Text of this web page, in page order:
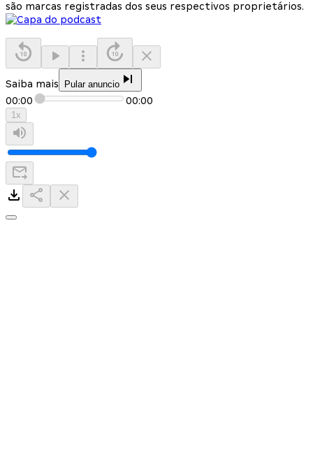
são marcas registradas dos seus respectivos proprietários.
Saiba mais Pular anuncio
00:00 00:00
1x